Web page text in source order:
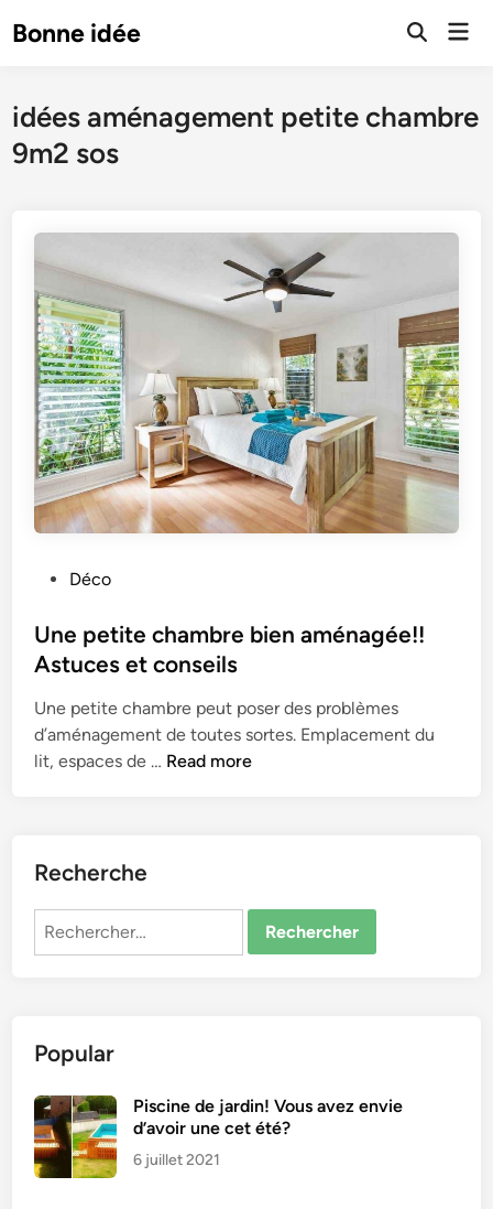
toBonne idée
Open
idées aménagement petite chambre
9m2 sos
s
t
d
i
n
Déco
Une petite chambre bien aménagée!!
Astuces et conseils
Une petite chambre peut poser des problèmes
d’aménagement de toutes sortes. Emplacement du
lit, espaces de … U
b
r
e
Read more
Recherche
Rechercher :
Popular
Piscine de jardin! Vous avez envie
d’avoir une cet été?
6 juillet 2021